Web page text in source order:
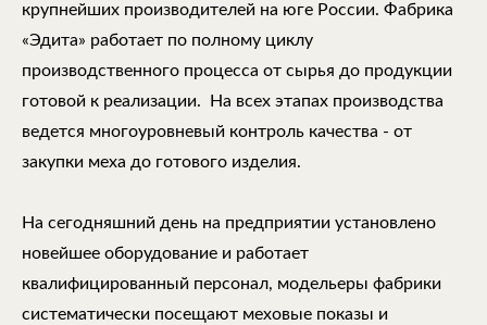
крупнейших производителей на юге России. Фабрика
«Эдита» работает по полному циклу
производственного процесса от сырья до продукции
готовой к реализации. На всех этапах производства
ведется многоуровневый контроль качества - от
закупки меха до готового изделия.
На сегодняшний день на предприятии установлено
новейшее оборудование и работает
квалифицированный персонал, модельеры фабрики
систематически посещают меховые показы и